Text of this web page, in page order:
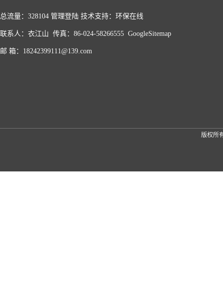
总流量：328104 管理登陆 技术支持： 环保在线
联系人：衣江山 传真：86-024-58266555 GoogleSitemap
邮 箱：18242399111@139.com
版权所